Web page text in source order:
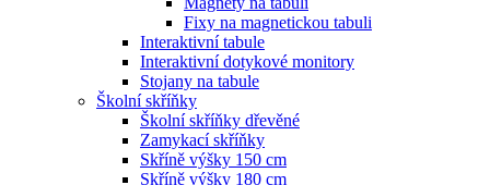
Fixy na magnetickou tabuli
Interaktivní tabule
Interaktivní dotykové monitory
Stojany na tabule
Školní skříňky
Školní skříňky dřevěné
Zamykací skříňky
Skříně výšky 150 cm
Skříně výšky 180 cm